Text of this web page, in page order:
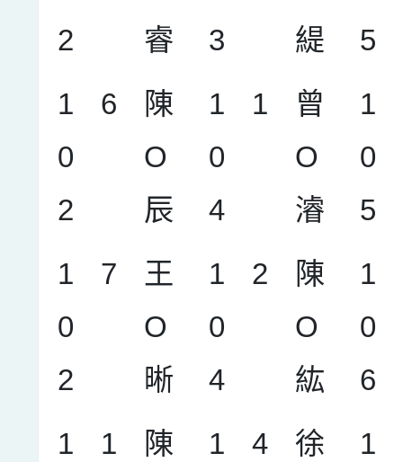
2
睿
3
緹
5
1
0
2
6
陳
O
辰
1
0
4
1
曾
O
濬
1
0
5
1
0
2
7
王
O
晰
1
0
4
2
陳
O
紘
1
0
6
1
1
陳
1
4
徐
1